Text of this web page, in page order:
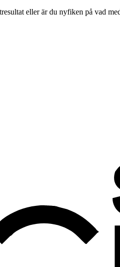
eller är du nyfiken på vad